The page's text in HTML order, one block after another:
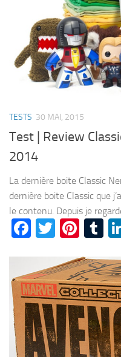
TESTS 30 MAI, 2015
Test | Review
2014
La dernière boite Classic
dernière boite Classic que
le contenu. Depuis je
Facebook
Twitter